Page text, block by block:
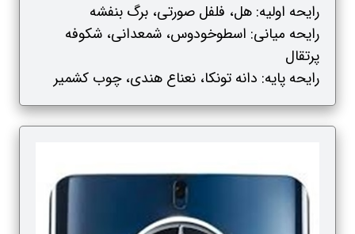
رایحه اولیه: هل، فلفل صورتی، برگ بنفشه
رایحه میانی: اسطوخودوس، شمعدانی، شکوفه
پرتقال
رایحه پایه: دانه تونکا، نعناع هندی، چوب کشمیر